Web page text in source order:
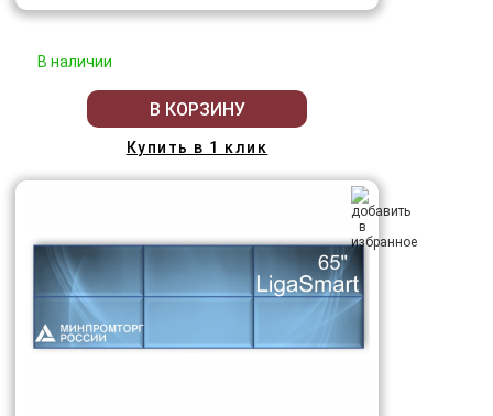
В наличии
В КОРЗИНУ
Купить в 1 клик